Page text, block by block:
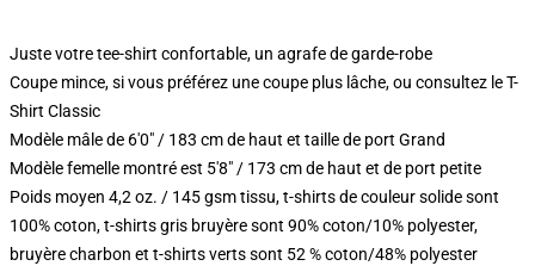
Juste votre tee-shirt confortable, un agrafe de garde-robe
Coupe mince, si vous préférez une coupe plus lâche, ou consultez le T-
Shirt Classic
Modèle mâle de 6'0" / 183 cm de haut et taille de port Grand
Modèle femelle montré est 5'8" / 173 cm de haut et de port petite
Poids moyen 4,2 oz. / 145 gsm tissu, t-shirts de couleur solide sont
100% coton, t-shirts gris bruyère sont 90% coton/10% polyester,
bruyère charbon et t-shirts verts sont 52 % coton/48% polyester